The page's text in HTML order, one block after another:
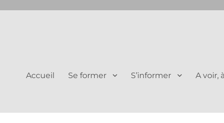
Accueil Se former S’informer A voir,